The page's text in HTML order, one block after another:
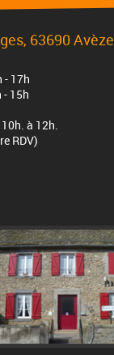
63690 Avèze
- 17h
- 15h
à 12h.
RDV)